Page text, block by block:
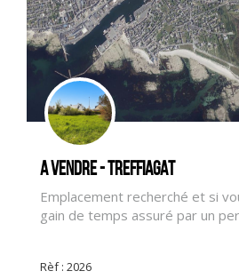
A vendre - TREFFIAGAT
Emplacement recherché et si
gain de temps assuré par un
Rèf : 2026